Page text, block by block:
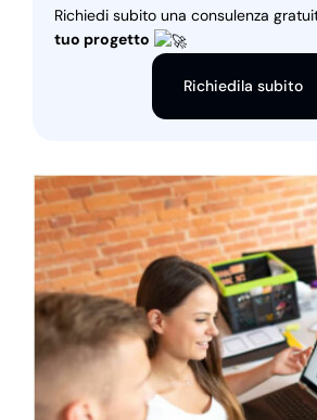
Richiedi subito una consulenza
tuo progetto
Richiedila subito